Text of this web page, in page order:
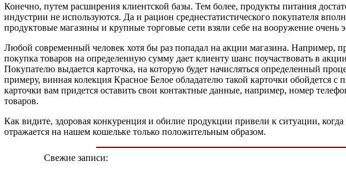
Конечно, путем расширения клиентской базы. Тем более, продукты питания
индустрии не используются. Да и рацион среднестатистического покупателя
продуктовые магазины и крупные торговые сети взяли себе на вооружение
Любой современный человек хотя бы раз попадал на акции магазина. Например,
покупка товаров на определенную сумму дает клиенту шанс поучаствовать в
Покупателю выдается карточка, на которую будет начисляться определенный
примеру, винная колекция Красное Белое обладателю такой карточки обойдется
карточки вам придется оставить свои контактные данные, например, номер
товаров.
Как видите, здоровая конкуренция и обилие продукции привели к ситуации,
отражается на нашем кошельке только положительным образом.
Свежие записи: